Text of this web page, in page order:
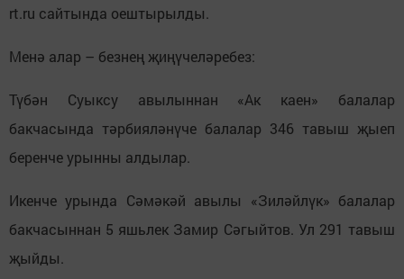
rt.ru сайтында оештырылды.
Менә алар – безнең җиңүчеләребез:
Түбән Суыксу авылыннан «Ак каен» балалар
бакчасында тәрбияләнүче балалар 346 тавыш җыеп
беренче урынны алдылар.
Икенче урында Сәмәкәй авылы «Зиләйлүк» балалар
бакчасыннан 5 яшьлек Замир Сәгыйтов. Ул 291 тавыш
җыйды.